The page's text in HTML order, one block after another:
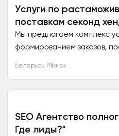
Услуги по
поставкам секонд
Мы предлагаем комплекс
формированием заказов,
посреднические услуги по...
Беларусь, Минск
SEO Агентство
Где лиды?"